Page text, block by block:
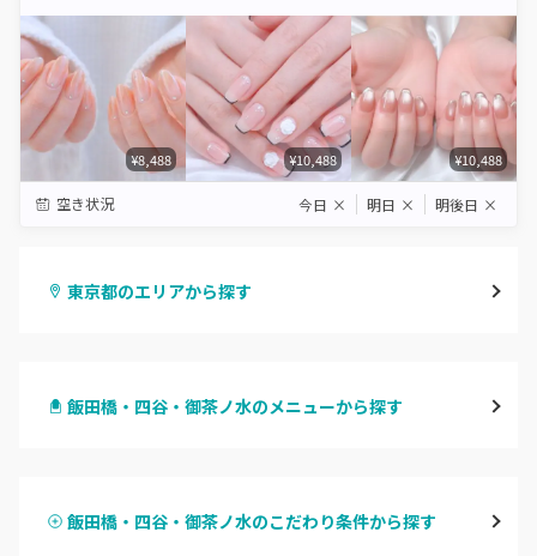
¥8,488 ¥10,488 ¥10,488
空き状況 今日 × 明日 × 明後日 ×
東京都のエリアから探す
原宿
飯田橋・四谷・御茶ノ水のメニューから探す
ハンドスカルプ
飯田橋・四谷・御茶ノ水のこだわり条件から探す